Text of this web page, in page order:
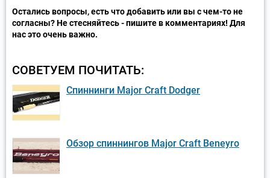
Остались вопросы, есть что добавить или вы с чем-то не
согласны? Не стесняйтесь - пишите в комментариях! Для
нас это очень важно.
СОВЕТУЕМ ПОЧИТАТЬ:
Спиннинги Major Craft Dodger
Обзор спиннингов Major Craft Beneyro